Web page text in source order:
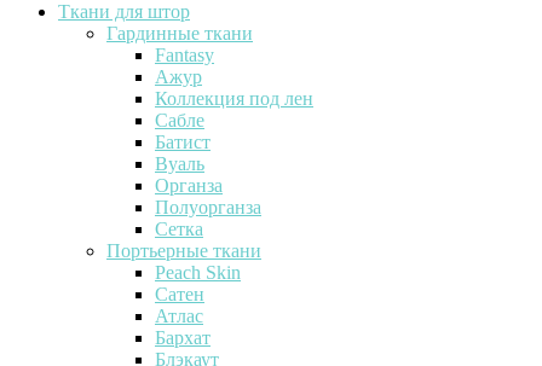
Ткани для штор
Гардинные ткани
Fantasy
Ажур
Коллекция под лен
Сабле
Батист
Вуаль
Органза
Полуорганза
Сетка
Портьерные ткани
Peach Skin
Сатен
Атлас
Бархат
Блэкаут